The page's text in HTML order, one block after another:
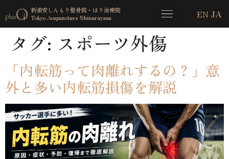
新浦安しんもり整骨院・はり治療院
Tokyo Acupuncture Shinurayasu
タグ: スポーツ外傷
「内転筋って肉離れするの？」意
外と多い内転筋損傷を解説
EN JA